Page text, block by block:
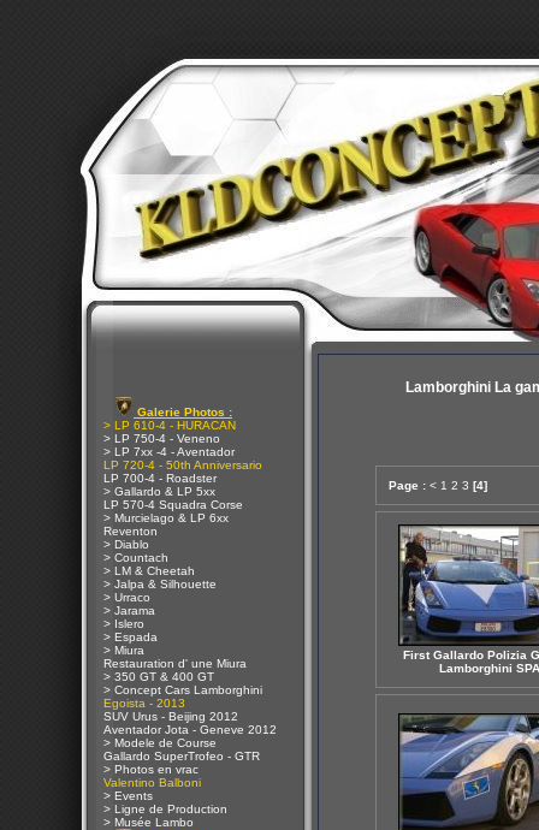
Galerie Photos :
> LP 610-4 - HURACAN
> LP 750-4 - Veneno
> LP 7xx -4 - Aventador
LP 720-4 - 50th Anniversario
LP 700-4 - Roadster
> Gallardo & LP 5xx
LP 570-4 Squadra Corse
> Murcielago & LP 6xx
Reventon
> Diablo
> Countach
> LM & Cheetah
> Jalpa & Silhouette
> Urraco
> Jarama
> Islero
> Espada
> Miura
Restauration d' une Miura
> 350 GT & 400 GT
> Concept Cars Lamborghini
Egoista - 2013
SUV Urus - Beijing 2012
Aventador Jota - Geneve 2012
> Modele de Course
Gallardo SuperTrofeo - GTR
> Photos en vrac
Valentino Balboni
> Events
> Ligne de Production
> Musée Lambo
Lamborghini La
Page : < 1 2 3 [4]
First Gallardo Polizia
Lamborghini SPA